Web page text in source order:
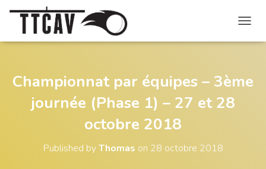
U
R
Championnat par équipes – 3ème
journée (Phase 1) – 27 et 28
octobre 2018
Published byThomas on 28 octobre 2018